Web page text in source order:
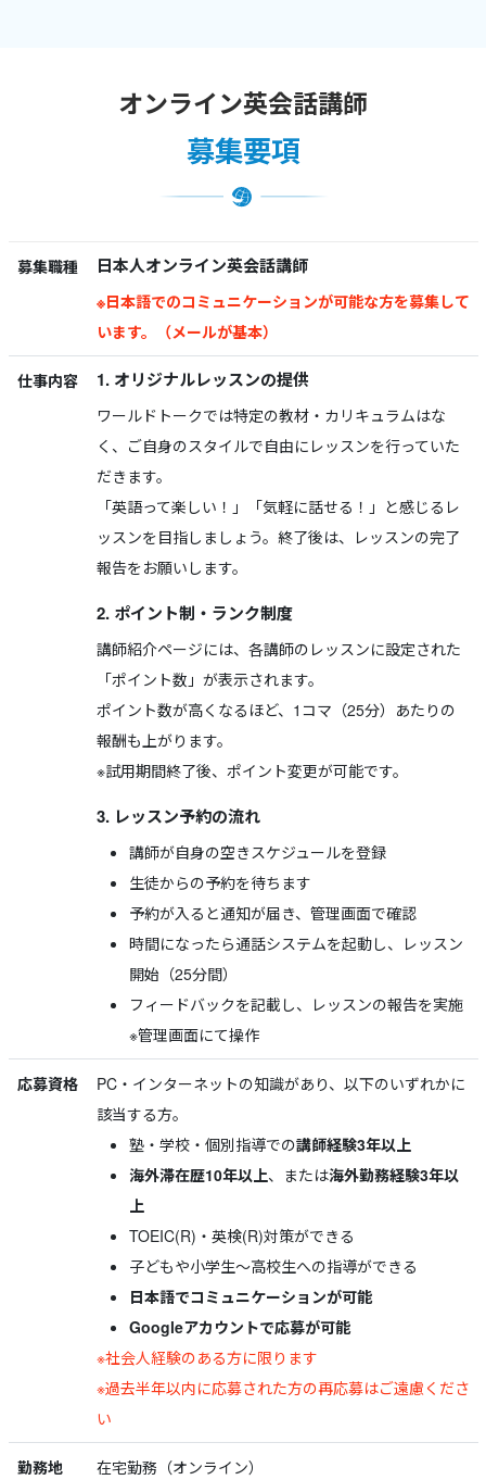
オンライン英会話講師
募集要項
募集職種 日本人オンライン英会話講師
※日本語でのコミュニケーションが可能な方を募集して
います。（メールが基本）
仕事内容 1. オリジナルレッスンの提供
ワールドトークでは特定の教材・カリキュラムはな
く、ご自身のスタイルで自由にレッスンを行っていた
だきます。
「英語って楽しい！」「気軽に話せる！」と感じるレ
ッスンを目指しましょう。終了後は、レッスンの完了
報告をお願いします。
2. ポイント制・ランク制度
講師紹介ページには、各講師のレッスンに設定された
「ポイント数」が表示されます。
ポイント数が高くなるほど、1コマ（25分）あたりの
報酬も上がります。
※試用期間終了後、ポイント変更が可能です。
3. レッスン予約の流れ
講師が自身の空きスケジュールを登録
生徒からの予約を待ちます
予約が入ると通知が届き、管理画面で確認
時間になったら通話システムを起動し、レッスン
開始（25分間）
フィードバックを記載し、レッスンの報告を実施
※管理画面にて操作
応募資格
PC・インターネットの知識があり、以下のいずれかに
該当する方。
塾・学校・個別指導での講師経験3年以上
海外滞在歴10年以上、または海外勤務経験3年以
上
TOEIC(R)・英検(R)対策ができる
子どもや小学生～高校生への指導ができる
日本語でコミュニケーションが可能
Googleアカウントで応募が可能
※社会人経験のある方に限ります
※過去半年以内に応募された方の再応募はご遠慮くださ
い
勤務地
在宅勤務（オンライン）